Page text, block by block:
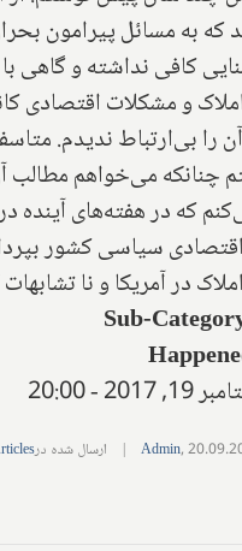
که به مسائل پیرامون
۲۰۰۶ آشنایی کافی نداشته و
و مشکلات اقتصادی
را بی‌ارتباط ندیدم.
چنانکه می‌خواهم مطالب
که در هفته‌های آینده
سیاسی کشور
در آمریکا و نا تشابهات
Sub-
- 20:00
Admin,
| ارسال شده در